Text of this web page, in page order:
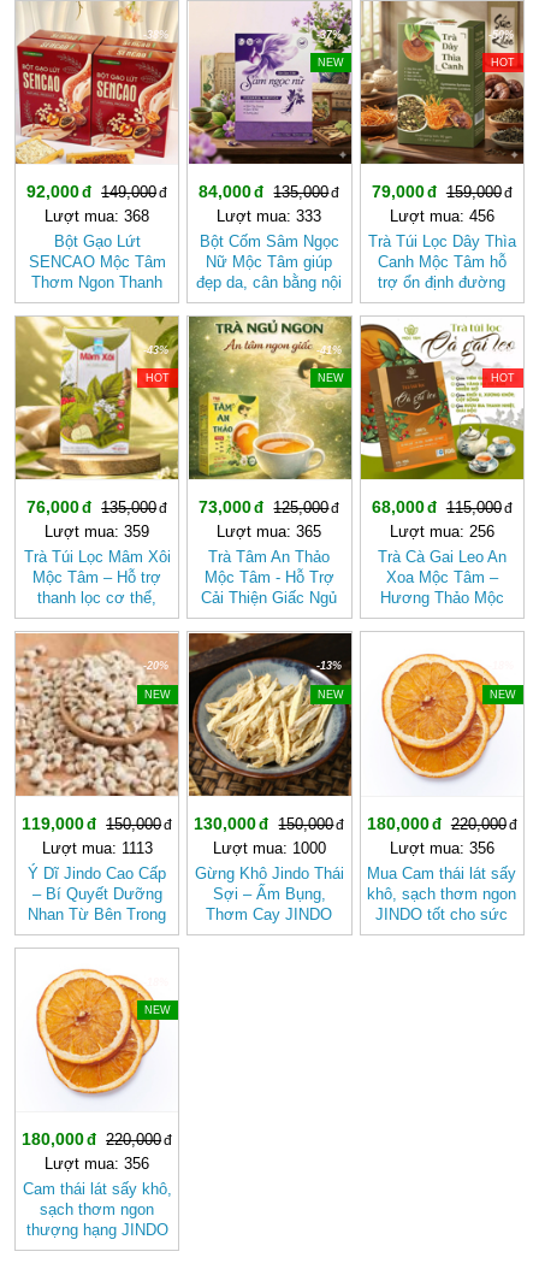
-38%
92,000
149,000
Lượt mua: 368
Bột Gạo Lứt
SENCAO Mộc Tâm
Thơm Ngon Thanh
Nhẹ, Phù Hợp Ăn
Kiêng
-37%
NEW
84,000
135,000
Lượt mua: 333
Bột Cốm Sâm Ngọc
Nữ Mộc Tâm giúp
đẹp da, cân bằng nội
tiết tố nữ
-50%
HOT
79,000
159,000
Lượt mua: 456
Trà Túi Lọc Dây Thìa
Canh Mộc Tâm hỗ
trợ ổn định đường
huyết
-43%
HOT
76,000
135,000
Lượt mua: 359
Trà Túi Lọc Mâm Xôi
Mộc Tâm – Hỗ trợ
thanh lọc cơ thể,
mang lại cảm giác
nhẹ nhàng
-41%
NEW
73,000
125,000
Lượt mua: 365
Trà Tâm An Thảo
Mộc Tâm - Hỗ Trợ
Cải Thiện Giấc Ngủ
(Hộp 30 túi lọc)
-40%
HOT
68,000
115,000
Lượt mua: 256
Trà Cà Gai Leo An
Xoa Mộc Tâm –
Hương Thảo Mộc
Cho Ngày Thư Thái
-20%
NEW
119,000
150,000
Lượt mua: 1113
Ý Dĩ Jindo Cao Cấp
– Bí Quyết Dưỡng
Nhan Từ Bên Trong
-13%
NEW
130,000
150,000
Lượt mua: 1000
Gừng Khô Jindo Thái
Sợi – Ấm Bụng,
Thơm Cay JINDO
NEW
180,000
220,000
Lượt mua: 356
Mua Cam thái lát sấy
khô, sạch thơm ngon
JINDO tốt cho sức
khỏe
NEW
180,000
220,000
Lượt mua: 356
Cam thái lát sấy khô,
sạch thơm ngon
thượng hạng JINDO
tốt cho sức khỏe